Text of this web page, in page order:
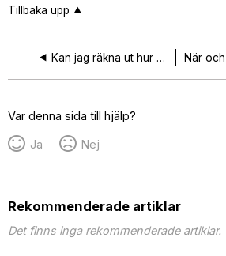
Tillbaka upp
Kan jag räkna ut hur mycket jag kommer tjäna på mitt sparande?
Var denna sida till hjälp?
Ja Nej
Rekommenderade artiklar
Det finns inga rekommenderade artiklar.